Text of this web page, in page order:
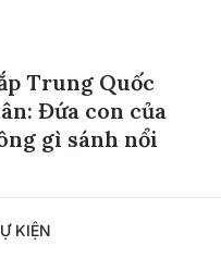
Trung Quốc
Đứa con của
gì sánh nổi
KIỆN